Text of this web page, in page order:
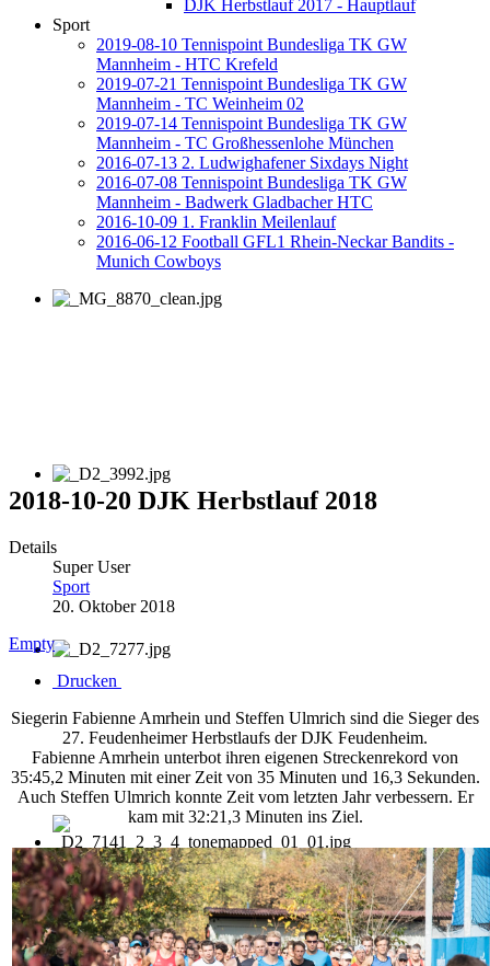
DJK Herbstlauf 2017 - Hauptlauf
Sport
2019-08-10 Tennispoint Bundesliga TK GW
Mannheim - HTC Krefeld
2019-07-21 Tennispoint Bundesliga TK GW
Mannheim - TC Weinheim 02
2019-07-14 Tennispoint Bundesliga TK GW
Mannheim - TC Großhessenlohe München
2016-07-13 2. Ludwighafener Sixdays Night
2016-07-08 Tennispoint Bundesliga TK GW
Mannheim - Badwerk Gladbacher HTC
2016-10-09 1. Franklin Meilenlauf
2016-06-12 Football GFL1 Rhein-Neckar Bandits -
Munich Cowboys
2018-10-20 DJK Herbstlauf 2018
Details
Super User
Sport
20. Oktober 2018
Empty
Drucken
Siegerin Fabienne Amrhein und Steffen Ulmrich sind die Sieger des
27. Feudenheimer Herbstlaufs der DJK Feudenheim.
Fabienne Amrhein unterbot ihren eigenen Streckenrekord von
35:45,2 Minuten mit einer Zeit von 35 Minuten und 16,3 Sekunden.
Auch Steffen Ulmrich konnte Zeit vom letzten Jahr verbessern. Er
kam mit 32:21,3 Minuten ins Ziel.